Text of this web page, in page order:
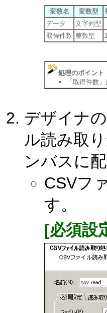
変数名 変数型
データ
文字列型
取得件数 整数型
処理のポイント
「取得件数
デザイナ
ル読み取
ンバスに
CSVフ
す。
[必須設